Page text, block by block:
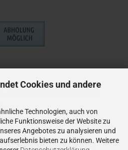
Cookies und andere
Technologien, auch von
Funktionsweise der Website zu
Angebotes zu analysieren und
bieten zu können. Weitere
VERSICHERTES PAKET,
SIND NICHT